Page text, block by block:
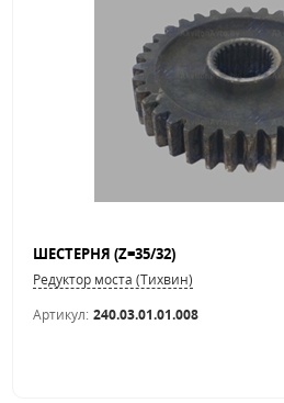
ШЕСТЕРНЯ (Z=35/32)
Редуктор моста (Тихвин)
Артикул: 240.03.01.01.008